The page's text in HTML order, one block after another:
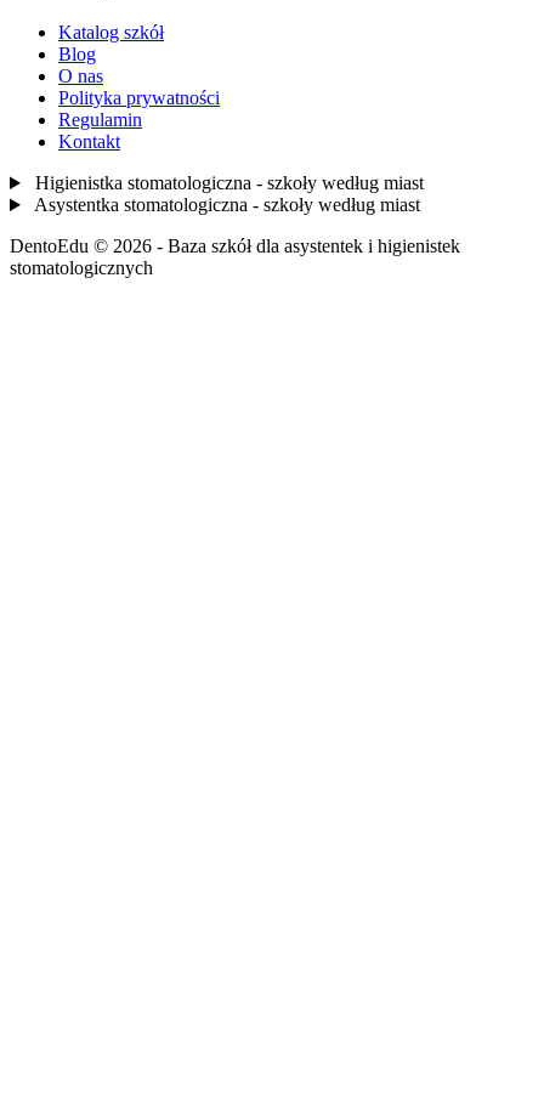
Katalog szkół
Blog
O nas
Polityka prywatności
Regulamin
Kontakt
Higienistka stomatologiczna - szkoły według miast
Asystentka stomatologiczna - szkoły według miast
DentoEdu © 2026 - Baza szkół dla asystentek i higienistek
stomatologicznych